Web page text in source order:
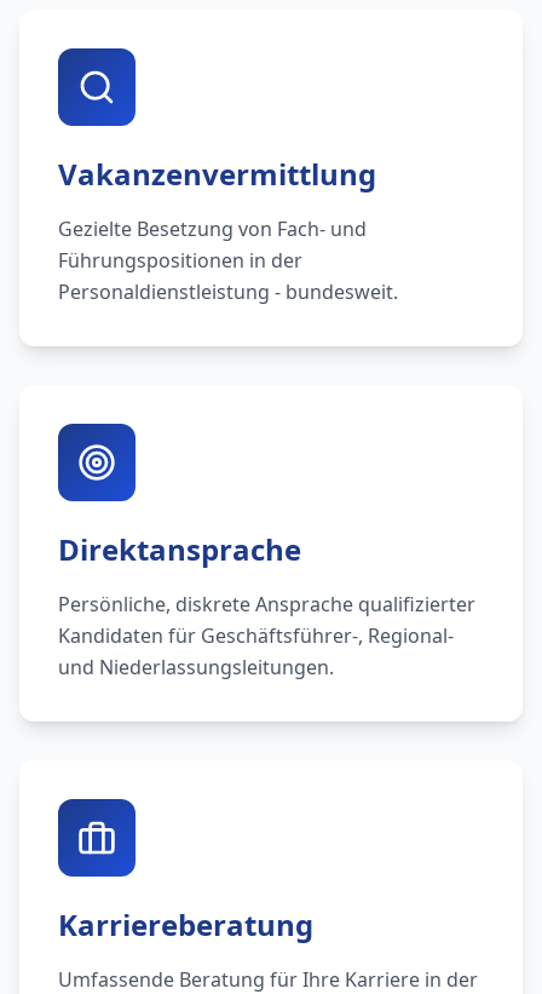
Vakanzenvermittlung
Gezielte Besetzung von Fach- und
Führungspositionen in der
Personaldienstleistung - bundesweit.
Direktansprache
Persönliche, diskrete Ansprache qualifizierter
Kandidaten für Geschäftsführer-, Regional-
und Niederlassungsleitungen.
Karriereberatung
Umfassende Beratung für Ihre Karriere in der